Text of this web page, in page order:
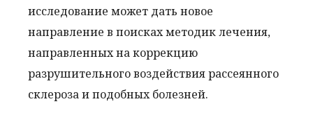
исследование может дать новое
направление в поисках методик лечения,
направленных на коррекцию
разрушительного воздействия рассеянного
склероза и подобных болезней.